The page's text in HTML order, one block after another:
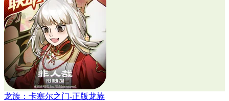
龙族：卡塞尔之门-正版龙族